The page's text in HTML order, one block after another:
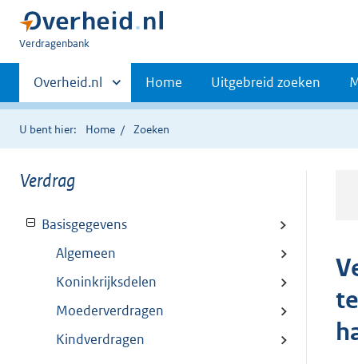
U
hier:
Verdragenbank
Primaire
navigatie
Andere
sites
binnen
Overheid.nl Home Uitgebreid zoeken
U bent hier: Home Zoeken
Verdrag
Basisgegevens
Algemeen
Koninkrijksdelen
Moederverdragen
Kindverdragen